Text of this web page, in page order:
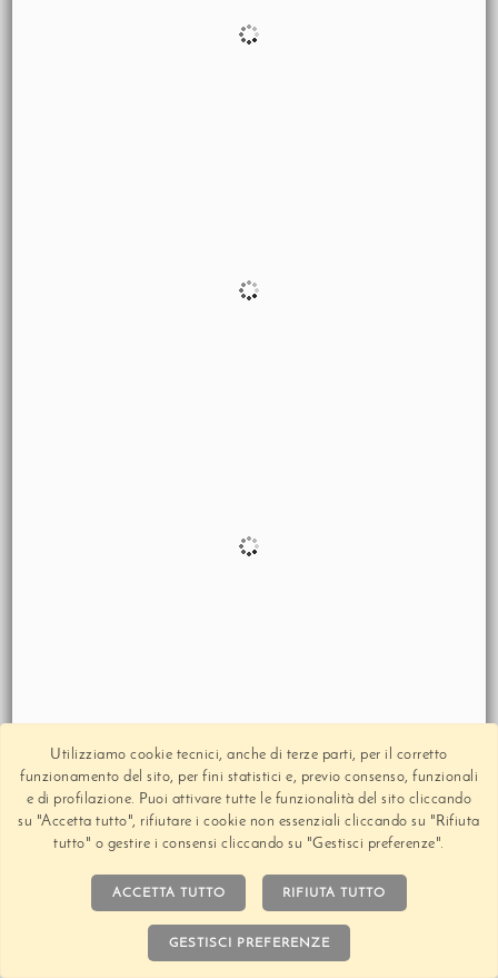
Utilizziamo cookie tecnici, anche di terze parti, per il corretto
funzionamento del sito, per fini statistici e, previo consenso, funzionali
e di profilazione. Puoi attivare tutte le funzionalità del sito cliccando
su "Accetta tutto", rifiutare i cookie non essenziali cliccando su "Rifiuta
tutto" o gestire i consensi cliccando su "Gestisci preferenze".
ACCETTA TUTTO RIFIUTA TUTTO
GESTISCI PREFERENZE